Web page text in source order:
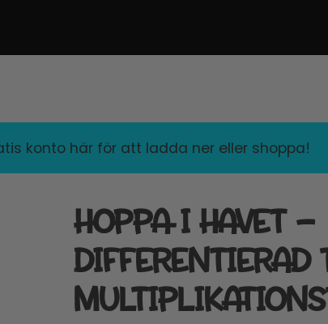
konto här för att ladda ner eller shoppa!
HOPPA I HAVET –